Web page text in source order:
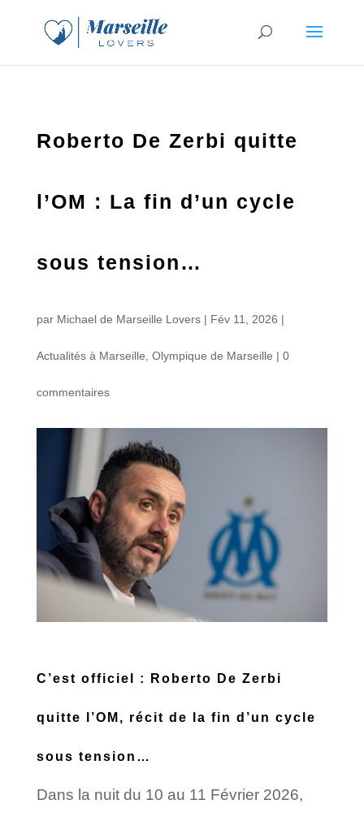
Roberto De Zerbi quitte
l’OM : La fin d’un cycle
sous tension…
par Michael de Marseille Lovers| Fév 11, 2026 |
Actualités à Marseille Olympique de Marseille | 0
commentaires
C’est officiel : Roberto De Zerbi
quitte l’OM, récit de la fin d’un cycle
sous tension…
Dans la nuit du 10 au 11 Février 2026,